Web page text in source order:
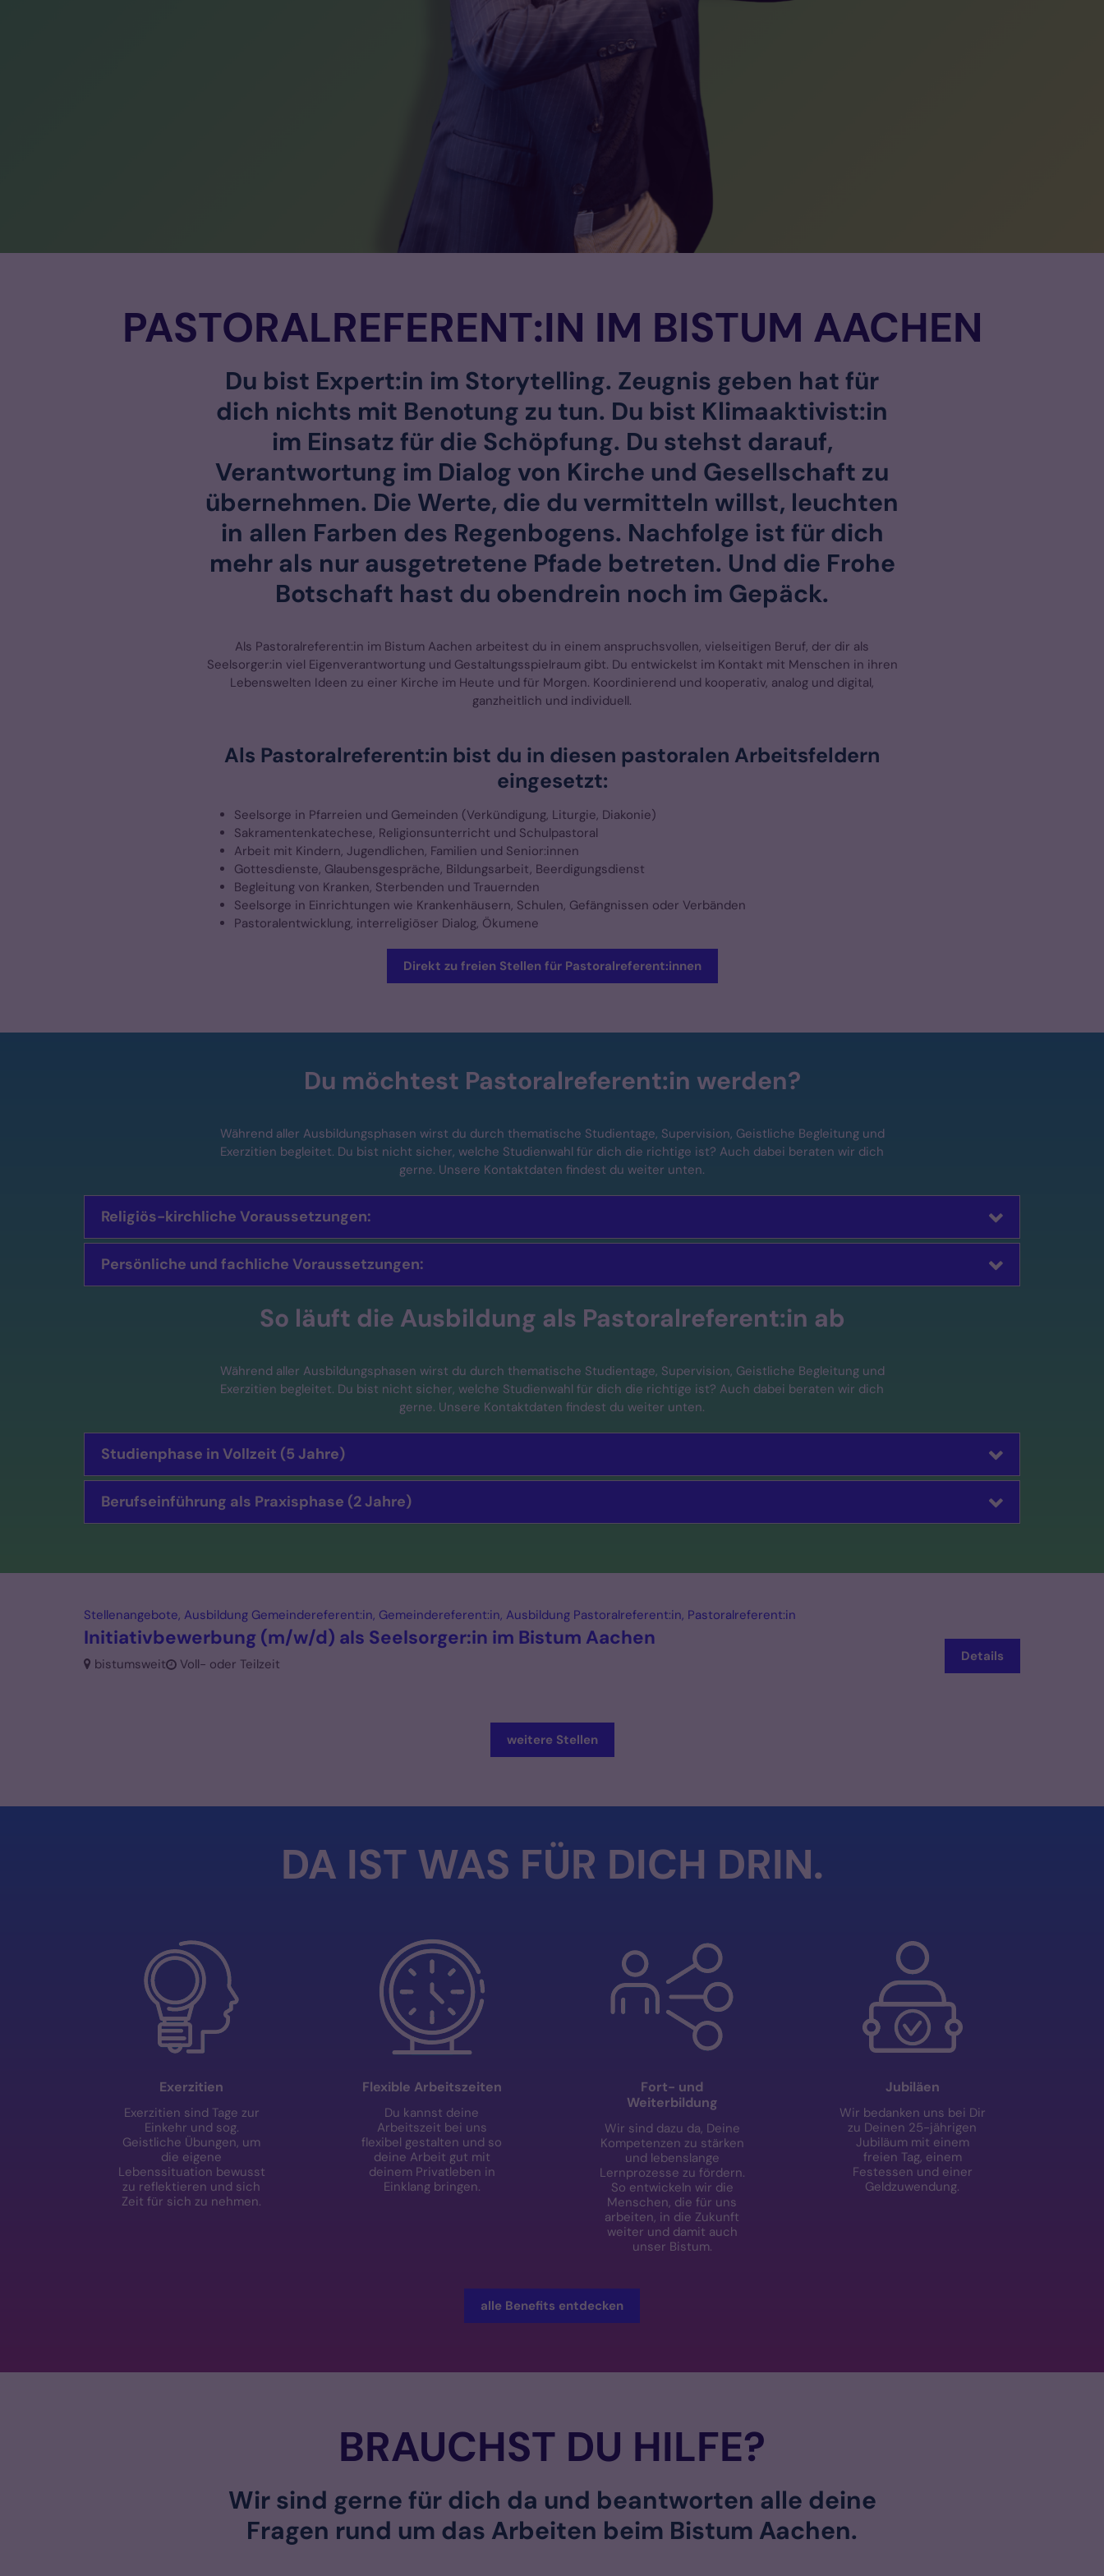
PASTORAL­REFERENT:IN IM BISTUM AACHEN
Du bist Expert:in im Storytelling. Zeugnis geben hat für
dich nichts mit Benotung zu tun. Du bist Klimaaktivist:in
im Einsatz für die Schöpfung. Du stehst darauf,
Verantwortung im Dialog von Kirche und Gesellschaft zu
übernehmen. Die Werte, die du vermitteln willst, leuchten
in allen Farben des Regenbogens. Nachfolge ist für dich
mehr als nur ausgetretene Pfade betreten. Und die Frohe
Botschaft hast du obendrein noch im Gepäck.
Als Pastoralreferent:in im Bistum Aachen arbeitest du in einem anspruchsvollen, vielseitigen Beruf, der dir als
Seelsorger:in viel Eigenverantwortung und Gestaltungsspielraum gibt. Du entwickelst im Kontakt mit Menschen in ihren
Lebenswelten Ideen zu einer Kirche im Heute und für Morgen. Koordinierend und kooperativ, analog und digital,
ganzheitlich und individuell.
Als Pastoralreferent:in bist du in diesen pastoralen Arbeitsfeldern
eingesetzt:
Seelsorge in Pfarreien und Gemeinden (Verkündigung, Liturgie, Diakonie)
Sakramentenkatechese, Religionsunterricht und Schulpastoral
Arbeit mit Kindern, Jugendlichen, Familien und Senior:innen
Gottesdienste, Glaubensgespräche, Bildungsarbeit, Beerdigungsdienst
Begleitung von Kranken, Sterbenden und Trauernden
Seelsorge in Einrichtungen wie Krankenhäusern, Schulen, Gefängnissen oder Verbänden
Pastoralentwicklung, interreligiöser Dialog, Ökumene
Direkt zu freien Stellen für Pastoralreferent:innen
Du möchtest Pastoralreferent:in werden?
Während aller Ausbildungsphasen wirst du durch thematische Studientage, Supervision, Geistliche Begleitung und
Exerzitien begleitet. Du bist nicht sicher, welche Studienwahl für dich die richtige ist? Auch dabei beraten wir dich
gerne. Unsere Kontaktdaten findest du weiter unten.
Religiös-kirchliche Voraussetzungen:
Persönliche und fachliche Voraussetzungen:
So läuft die Ausbildung als Pastoralreferent:in ab
Während aller Ausbildungsphasen wirst du durch thematische Studientage, Supervision, Geistliche Begleitung und
Exerzitien begleitet. Du bist nicht sicher, welche Studienwahl für dich die richtige ist? Auch dabei beraten wir dich
gerne. Unsere Kontaktdaten findest du weiter unten.
Studienphase in Vollzeit (5 Jahre)
Berufseinführung als Praxisphase (2 Jahre)
Stellenangebote, Ausbildung Gemeindereferent:in, Gemeindereferent:in, Ausbildung Pastoralreferent:in, Pastoralreferent:in
Initiativbewerbung (m/w/d) als Seelsorger:in im Bistum Aachen
bistumsweit Voll- oder Teilzeit Details
weitere Stellen
DA IST WAS FÜR DICH DRIN.
Exerzitien
Exerzitien sind Tage zur
Einkehr und sog.
Geistliche Übungen, um
die eigene
Lebenssituation bewusst
zu reflektieren und sich
Zeit für sich zu nehmen.
Flexible Arbeitszeiten
Du kannst deine
Arbeitszeit bei uns
flexibel gestalten und so
deine Arbeit gut mit
deinem Privatleben in
Einklang bringen.
Fort- und
Weiterbildung
Wir sind dazu da, Deine
Kompetenzen zu stärken
und lebenslange
Lernprozesse zu fördern.
So entwickeln wir die
Menschen, die für uns
arbeiten, in die Zukunft
weiter und damit auch
unser Bistum.
Jubiläen
Wir bedanken uns bei Dir
zu Deinen 25-jährigen
Jubiläum mit einem
freien Tag, einem
Festessen und einer
Geldzuwendung.
alle Benefits entdecken
BRAUCHST DU HILFE?
Wir sind gerne für dich da und beantworten alle deine
Fragen rund um das Arbeiten beim Bistum Aachen.